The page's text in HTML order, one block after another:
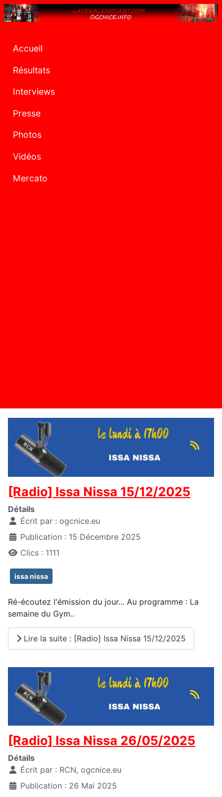
Accueil
Résultats
Interviews
Presse
Photos
Vidéos
Mercato
[Radio] Issa Nissa 15/12/2025
Détails
Écrit par : ogcnice.eu
Publication : 15 Décembre 2025
Clics : 1111
issa nissa
Ré-écoutez l'émission du jour... Au programme : La
semaine du Gym..
Lire la suite : [Radio] Issa Nissa 15/12/2025
[Radio] Issa Nissa 26/05/2025
Détails
Écrit par : RCN, ogcnice.eu
Publication : 26 Mai 2025